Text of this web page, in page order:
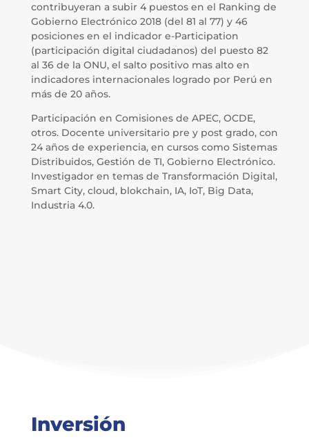
contribuyeran a subir 4 puestos en el Ranking de
Gobierno Electrónico 2018 (del 81 al 77) y 46
posiciones en el indicador e-Participation
(participación digital ciudadanos) del puesto 82
al 36 de la ONU, el salto positivo mas alto en
indicadores internacionales logrado por Perú en
más de 20 años.
Participación en Comisiones de APEC, OCDE,
otros. Docente universitario pre y post grado, con
24 años de experiencia, en cursos como Sistemas
Distribuidos, Gestión de TI, Gobierno Electrónico.
Investigador en temas de Transformación Digital,
Smart City, cloud, blokchain, IA, IoT, Big Data,
Industria 4.0.
Inversión